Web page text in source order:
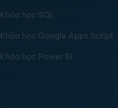
Khóa học SQL
Khóa học Google Apps Script
Khóa học Power BI